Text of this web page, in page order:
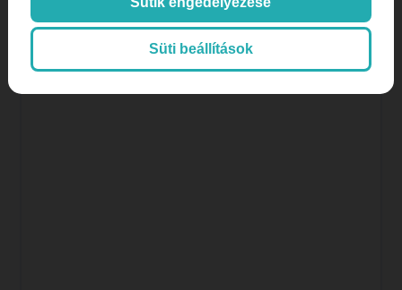
Orvos, doktor páciens aktivitás
páciens megtartás plasztikai sebészet
Süti beállítások